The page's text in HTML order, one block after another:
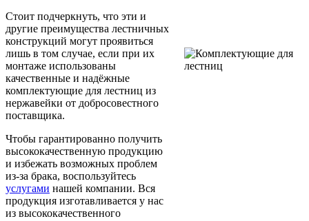
Стоит подчеркнуть, что эти и
другие преимущества лестничных
конструкций могут проявиться
лишь в том случае, если при их
монтаже использованы
качественные и надёжные
комплектующие для лестниц из
нержавейки от добросовестного
поставщика.
Чтобы гарантированно получить
высококачественную продукцию
и избежать возможных проблем
из-за брака, воспользуйтесь
услугами нашей компании. Вся
продукция изготавливается у нас
из высококачественного